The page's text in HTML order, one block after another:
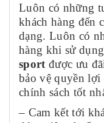
Luôn có những
khách hàng đến
dạng. Luôn có
hàng khi sử
sport được ưu
bảo vệ quyền lợi
chính sách tốt
– Cam kết tới